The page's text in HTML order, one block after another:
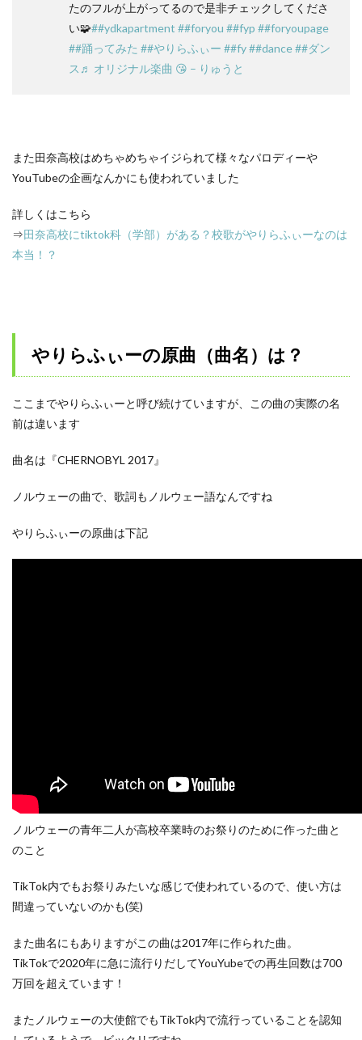
たのフルが上がってるので是非チェックしてくださ
い🧩##ydkapartment ##foryou ##fyp ##foryoupage
##踊ってみた ##やりらふぃー ##fy##dance##ダン
ス ♬ オリジナル楽曲 😘 – りゅうと
また田奈高校はめちゃめちゃイジられて様々なパロディーや
YouTubeの企画なんかにも使われていました
詳しくはこちら
⇒田奈高校にtiktok科（学部）がある？校歌がやりらふぃーなのは
本当！？
やりらふぃーの原曲（曲名）は？
ここまでやりらふぃーと呼び続けていますが、この曲の実際の名
前は違います
曲名は『CHERNOBYL 2017』
ノルウェーの曲で、歌詞もノルウェー語なんですね
やりらふぃーの原曲は下記
ノルウェーの青年二人が高校卒業時のお祭りのために作った曲と
のこと
TikTok内でもお祭りみたいな感じで使われているので、使い方は
間違っていないのかも(笑)
また曲名にもありますがこの曲は2017年に作られた曲。
TikTokで2020年に急に流行りだしてYouYubeでの再生回数は700
万回を超えています！
またノルウェーの大使館でもTikTok内で流行っていることを認知